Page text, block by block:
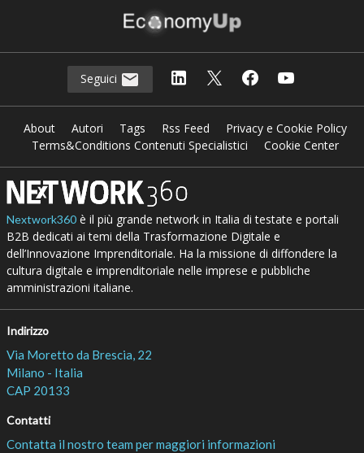
Seguici
About Autori Tags Rss Feed
Privacy e Cookie Policy
Terms&Conditions Contenuti Specialistici
Cookie Center
Nextwork360è il più grande network in Italia di testate e portali
B2B dedicati ai temi della Trasformazione Digitale e
dell’Innovazione Imprenditoriale. Ha la missione di diffondere la
cultura digitale e imprenditoriale nelle imprese e pubbliche
amministrazioni italiane.
Indirizzo
Via Moretto da Brescia, 22
Milano - Italia
CAP 20133
Contatti
Contatta il nostro team per maggiori informazioni